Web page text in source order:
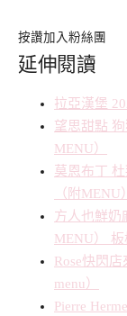
按讚加入粉絲團
延伸閱讀
拉亞漢堡
望思甜點
MENU）
莫恩布丁
（附MENU）
方人也鮮奶
MENU）
Rose快閃
menu）
Pierre